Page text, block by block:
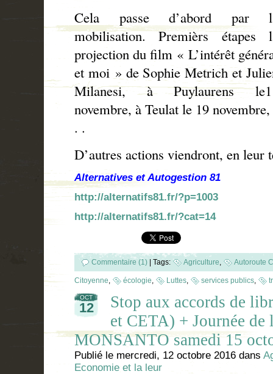
Cela passe d’abord par
mobilisation. Premièrs étapes
projection du film « L’intérêt
et moi » de Sophie Metrich et
Milanesi, à Puylaurens
novembre, à Teulat le 19
. .
D’autres actions viendront, en leur
Alternatives et Autogestion 81
http://alternatifs81.fr/?p=1003
http://alternatifs81.fr/?cat=14
Commentaire (1) | Tags: Agriculture Autoroute
Citoyenne écologie Luttes services publics
OCT
12
Stop aux accords de
et CETA) + Journée de
MONSANTO samedi 15
Publié le mercredi, 12 octobre 2016 dans
Economie et la leur